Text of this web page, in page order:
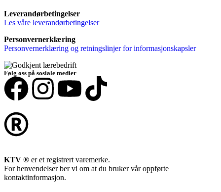
Leverandørbetingelser
Les våre leverandørbetingelser
Personvernerklæring
Personvernerklæring og retningslinjer for informasjonskapsler
Følg oss på sosiale medier
KTV ® er et registrert varemerke.
For henvendelser ber vi om at du bruker vår oppførte
kontaktinformasjon.